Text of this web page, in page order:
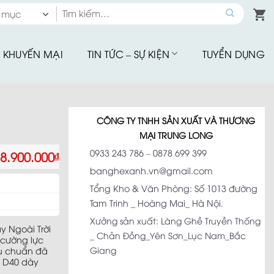
Quầy Bar
Ban Công
Bơi, Ghế Hồ Bơi
Bạt
Tìm
kiếm:
KHUYẾN MẠI TIN TỨC – SỰ KIỆN TUYỂN DỤNG
₫
Ngoài Trời
lực
chuẩn đã
dày
CÔNG TY TNHH SẢN XUẤT VÀ THƯƠNG
MẠI TRUNG LONG
0933 243 786 – 0878 699 399
banghexanh.vn@gmail.com
Tổng Kho & Văn Phòng: Số 1013 đường
Tam Trinh _ Hoàng Mai_ Hà Nội.
Xưởng sản xuất: Làng Ghề Truyền Thống
_ Chản Đồng_Yên Sơn_Lục Nam_Bắc
Giang